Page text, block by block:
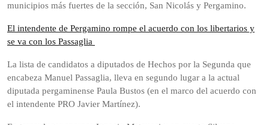
municipios más fuertes de la sección, San Nicolás y Pergamino.
El intendente de Pergamino rompe el acuerdo con los libertarios y
se va con los Passaglia
La lista de candidatos a diputados de Hechos por la Segunda que
encabeza Manuel Passaglia, lleva en segundo lugar a la actual
diputada pergaminense Paula Bustos (en el marco del acuerdo con
el intendente PRO Javier Martínez).